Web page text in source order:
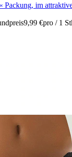
Packung, im
9,99 €pro / 1